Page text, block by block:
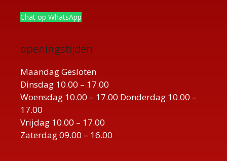
Chat op WhatsApp
openingstijden
Maandag Gesloten
Dinsdag 10.00 – 17.00
Woensdag 10.00 – 17.00 Donderdag 10.00 –
17.00
Vrijdag 10.00 – 17.00
Zaterdag 09.00 – 16.00